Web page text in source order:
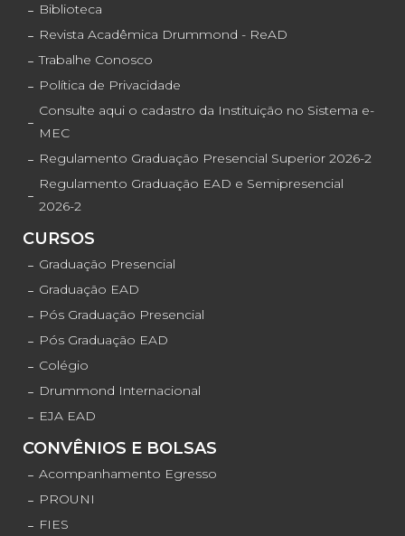
Biblioteca
Revista Acadêmica Drummond - ReAD
Trabalhe Conosco
Política de Privacidade
Consulte aqui o cadastro da Instituição no Sistema e-
MEC
Regulamento Graduação Presencial Superior 2026-2
Regulamento Graduação EAD e Semipresencial
2026-2
CURSOS
Graduação Presencial
Graduação EAD
Pós Graduação Presencial
Pós Graduação EAD
Colégio
Drummond Internacional
EJA EAD
CONVÊNIOS E BOLSAS
Acompanhamento Egresso
PROUNI
FIES